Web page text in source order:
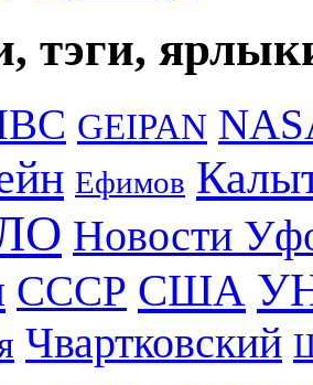
тэги,
GEIPAN
Ефимов
Новости
СССР США
Чвартковский